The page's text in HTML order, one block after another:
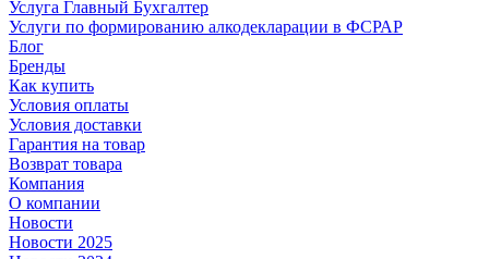
Услуга Главный Бухгалтер
Услуги по формированию алкодекларации в ФСРАР
Блог
Бренды
Как купить
Условия оплаты
Условия доставки
Гарантия на товар
Возврат товара
Компания
О компании
Новости
Новости 2025